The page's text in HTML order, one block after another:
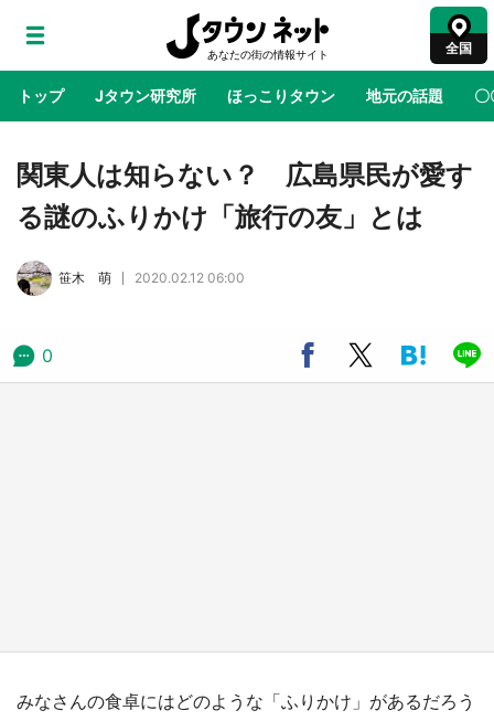
全国
トップ Jタウン研究所 ほっこりタウン 地元の話題 〇
地域×二次元 絶景 あの時はありがとう 物語がはじ
公式プロモ動画で「聖地」が生産されてます
『薬屋のひとりごと』の〝舞〟の世界に入り込
む 六本木ヒルズ展望台でコラボ、本邦初公開
関東人は知らない？ 広島県民が愛す
る謎のふりかけ「旅行の友」とは
笹木 萌 2020.02.12 06:00
0
みなさんの食卓にはどのような「ふりかけ」があるだろう